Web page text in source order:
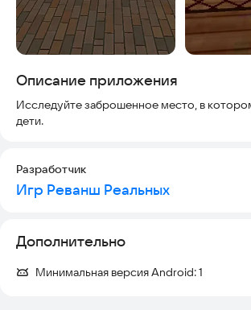
Описание приложения
Исследуйте заброшенное место, в
дети.
Разработчик
Игр Реванш Реальных
Дополнительно
Минимальная версия Android:1